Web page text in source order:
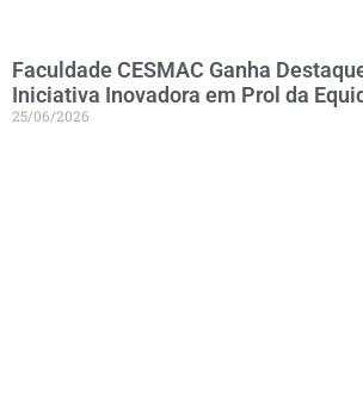
Faculdade CESMAC Ganha
Iniciativa Inovadora em Prol da
25/06/2026